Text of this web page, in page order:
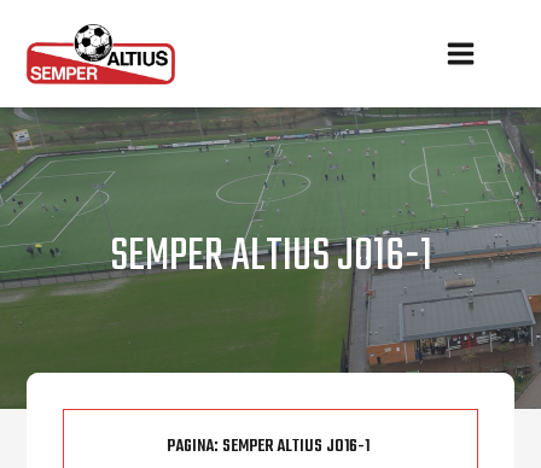
SEMPER ALTIUS JO16-1
PAGINA: SEMPER ALTIUS JO16-1